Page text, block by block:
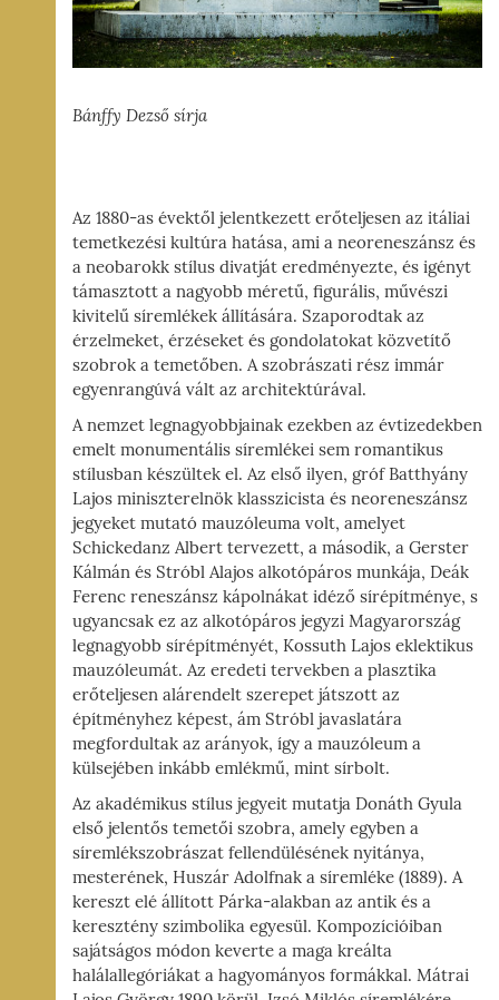
Bánffy Dezső sírja
Az 1880-as évektől jelentkezett erőteljesen az itáliai
temetkezési kultúra hatása, ami a neoreneszánsz és
a neobarokk stílus divatját eredményezte, és igényt
támasztott a nagyobb méretű, figurális, művészi
kivitelű síremlékek állítására. Szaporodtak az
érzelmeket, érzéseket és gondolatokat közvetítő
szobrok a temetőben. A szobrászati rész immár
egyenrangúvá vált az architektúrával.
A nemzet legnagyobbjainak ezekben az évtizedekben
emelt monumentális síremlékei sem romantikus
stílusban készültek el. Az első ilyen, gróf Batthyány
Lajos miniszterelnök klasszicista és neoreneszánsz
jegyeket mutató mauzóleuma volt, amelyet
Schickedanz Albert tervezett, a második, a Gerster
Kálmán és Stróbl Alajos alkotópáros munkája, Deák
Ferenc reneszánsz kápolnákat idéző sírépítménye, s
ugyancsak ez az alkotópáros jegyzi Magyarország
legnagyobb sírépítményét, Kossuth Lajos eklektikus
mauzóleumát. Az eredeti tervekben a plasztika
erőteljesen alárendelt szerepet játszott az
építményhez képest, ám Stróbl javaslatára
megfordultak az arányok, így a mauzóleum a
külsejében inkább emlékmű, mint sírbolt.
Az akadémikus stílus jegyeit mutatja Donáth Gyula
első jelentős temetői szobra, amely egyben a
síremlékszobrászat fellendülésének nyitánya,
mesterének, Huszár Adolfnak a síremléke (1889). A
kereszt elé állított Párka-alakban az antik és a
keresztény szimbolika egyesül. Kompozícióiban
sajátságos módon keverte a maga kreálta
halálallegóriákat a hagyományos formákkal. Mátrai